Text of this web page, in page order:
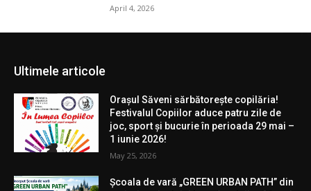
April 4, 2026
Ultimele articole
Orașul Săveni sărbătorește copilăria!
Festivalul Copiilor aduce patru zile de
joc, sport și bucurie în perioada 29 mai –
1 iunie 2026!
May 25, 2026
Școala de vară „GREEN URBAN PATH” din